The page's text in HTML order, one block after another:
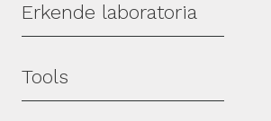
Erkende laboratoria
Tools